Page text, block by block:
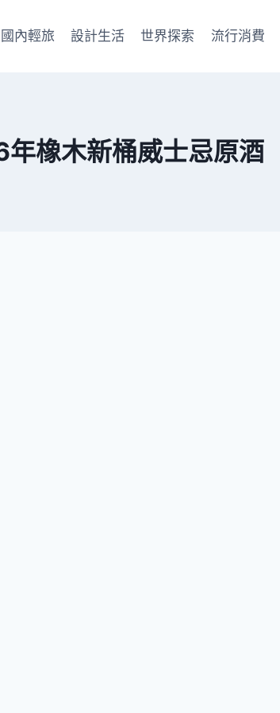
國內輕旅 設計生活 世界探索 流行消費
年橡木新桶威士忌原酒